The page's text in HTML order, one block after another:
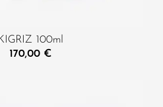
100ml
170,00 €